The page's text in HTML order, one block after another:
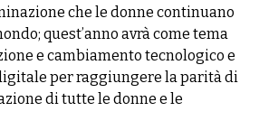
che le donne continuano
quest’anno avrà come tema
e cambiamento tecnologico e
per raggiungere la parità di
di tutte le donne e le